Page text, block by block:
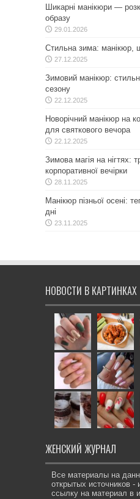
Шикарні манікюри —
образу
29.01.2026
Стильна зима: манікюр,
27.12.2025
Зимовий манікюр:
сезону
22.12.2025
Новорічний манікюр на
для святкового вечора
22.12.2025
Зимова магія на нігтях:
корпоративної вечірки
28.11.2025
Манікюр пізньої осені:
дні
23.11.2025
НОВОСТИ В КАРТИНКАХ
ЖЕНСКИЙ ЖУРНАЛ
Все материалы на
открытых источников
ссылку на материал в